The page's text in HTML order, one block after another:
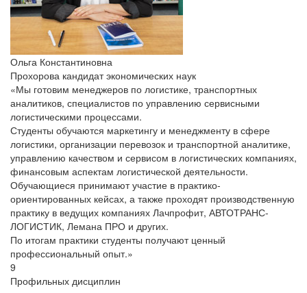
Ольга Константиновна
Прохорова кандидат экономических наук
«Мы готовим менеджеров по логистике, транспортных
аналитиков, специалистов по управлению сервисными
логистическими процессами.
Студенты обучаются маркетингу и менеджменту в сфере
логистики, организации перевозок и транспортной аналитике,
управлению качеством и сервисом в логистических компаниях,
финансовым аспектам логистической деятельности.
Обучающиеся принимают участие в практико-
ориентированных кейсах, а также проходят производственную
практику в ведущих компаниях Лачпрофит, АВТОТРАНС-
ЛОГИСТИК, Лемана ПРО и других.
По итогам практики студенты получают ценный
профессиональный опыт.»
9
Профильных дисциплин